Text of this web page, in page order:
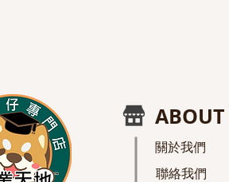
ABOUT
關於我們
聯絡我們